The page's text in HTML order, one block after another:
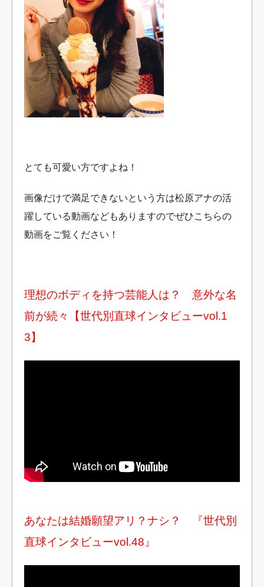
とても可愛い方ですよね！
画像だけで満足できないという方は松原アナの活
躍している動画などもありますのでぜひこちらの
動画をご覧ください！
理想のボディを持つ芸能人は？ 意外な名
前が続々【世代別直球インタビューvol.1
3】
あなたは結婚願望アリ？ナシ？ 『世代別
直球インタビューvol.48』